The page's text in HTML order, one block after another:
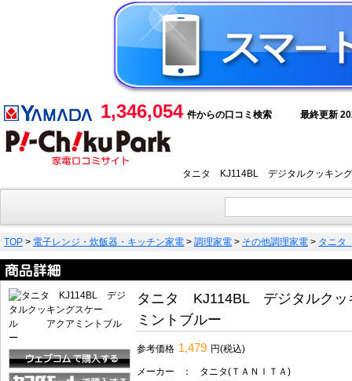
1,346,054 件からの口コミ検索 最終更新
タニタ KJ114BL デジタルクッキン
TOP > 電子レンジ・炊飯器・キッチン家電 > 調理家電 > その他調理家電 > タニ
タニタ KJ114BL デジタル
ミントブルー
参考価格 1,479 円(税込)
メーカー ：
タニタ(ＴＡＮＩＴＡ)